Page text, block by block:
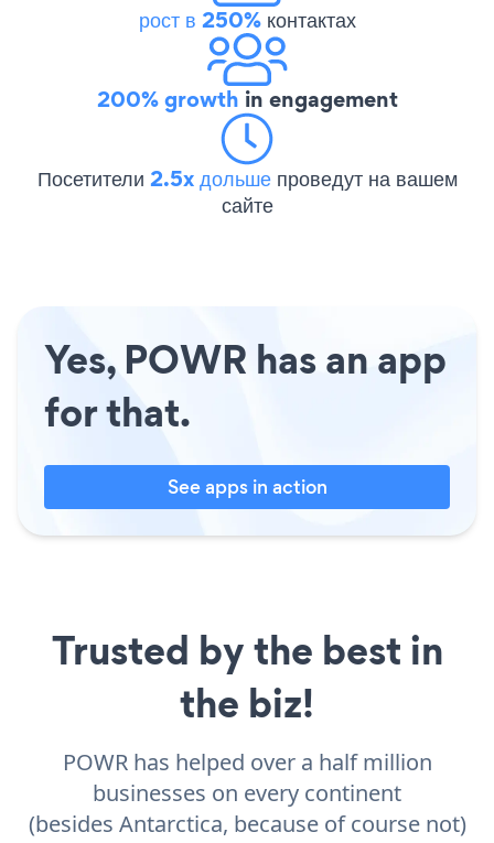
рост в 250%контактах
200% growth in engagement
Посетители 2.5x дольше проведут на вашем
сайте
Yes, POWR has an app
for that.
See apps in action
Trusted by the best in
the biz!
POWR has helped over a half million
businesses on every continent
(besides Antarctica, because of course not)